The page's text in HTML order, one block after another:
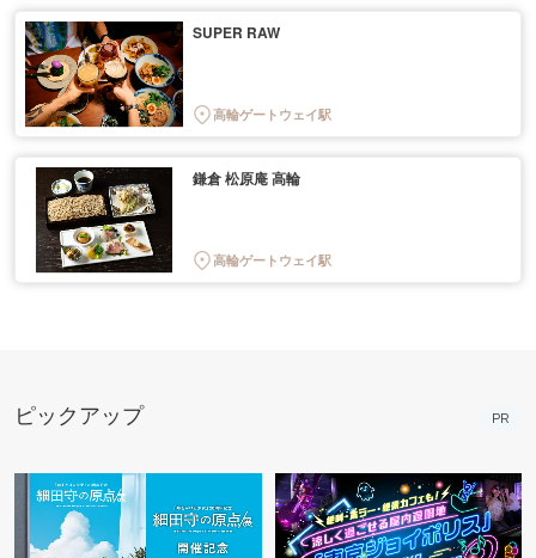
SUPER RAW
高輪ゲートウェイ駅
鎌倉 松原庵 高輪
高輪ゲートウェイ駅
ピックアップ PR